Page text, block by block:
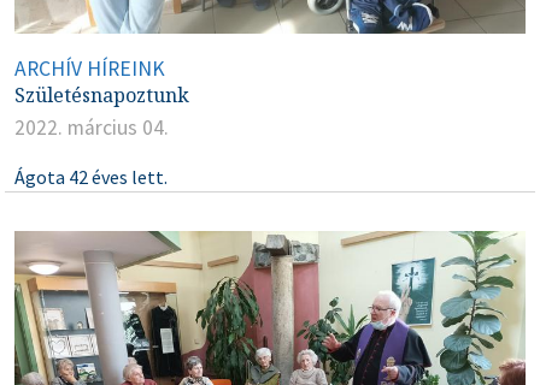
ARCHÍV HÍREINK
Születésnapoztunk
2022. március 04.
Ágota 42 éves lett.